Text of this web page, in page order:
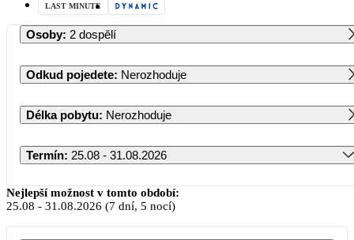
LAST MINUTE
Osoby: 2 dospělí
Odkud pojedete: Nerozhoduje
Délka pobytu: Nerozhoduje
Termín: 25.08 - 31.08.2026
Srpen 2026
PO ÚT ST ČT PÁ SO NE
Nejlepší možnost v tomto období:
25.08 - 31.08.2026 (7 dní, 5 nocí)